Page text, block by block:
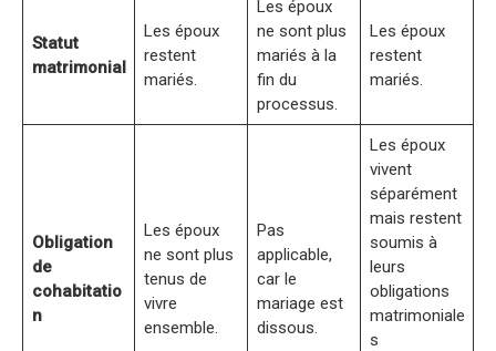
Statut
matrimonial
Les époux
restent
mariés.
Les époux
ne sont plus
mariés à la
fin du
processus.
Les époux
restent
mariés.
Obligation
de
cohabitatio
n
Les époux
ne sont plus
tenus de
vivre
ensemble.
Pas
applicable,
car le
mariage est
dissous.
Les époux
vivent
séparément
mais restent
soumis à
leurs
obligations
matrimoniale
s